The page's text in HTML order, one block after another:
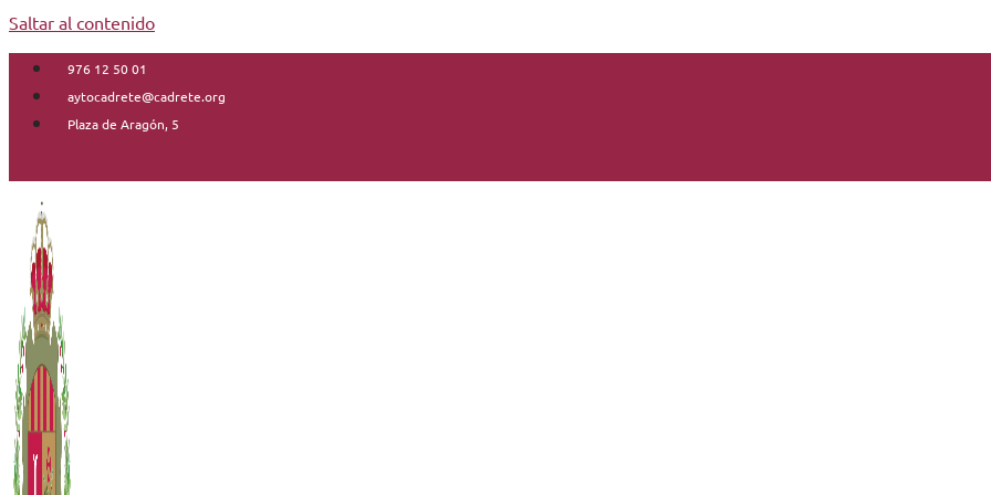
Saltar al contenido
976 12 50 01
aytocadrete@cadrete.org
Plaza de Aragón, 5